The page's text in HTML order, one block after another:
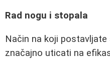
Rad nogu i stopala
Način na koji
značajno uticati na